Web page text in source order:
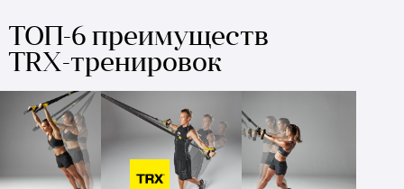
ТОП-6 преимуществ
TRX-тренировок